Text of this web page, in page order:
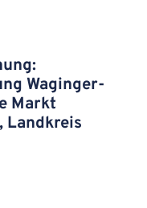
Waginger-
Markt
Landkreis